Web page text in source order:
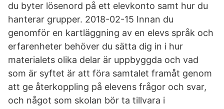
du byter lösenord på ett elevkonto samt hur du
hanterar grupper. 2018-02-15 Innan du
genomför en kartläggning av en elevs språk och
erfarenheter behöver du sätta dig in i hur
materialets olika delar är uppbyggda och vad
som är syftet är att föra samtalet framåt genom
att ge återkoppling på elevens frågor och svar,
och något som skolan bör ta tillvara i